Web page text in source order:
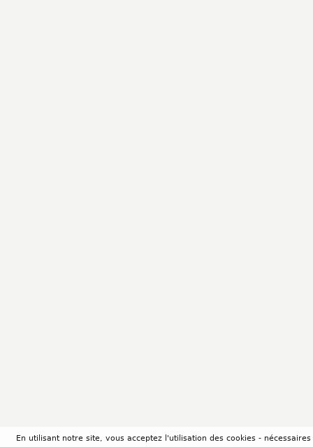
En utilisant notre site, vous acceptez l'utilisation des cookies -